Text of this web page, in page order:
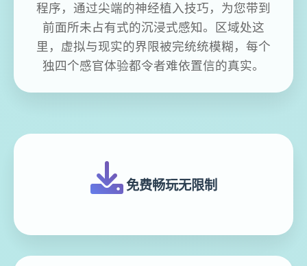
程序，通过尖端的神经植入技巧，为您带到
前面所未占有式的沉浸式感知。区域处这
里，虚拟与现实的界限被完统统模糊，每个
独四个感官体验都令者难依置信的真实。
免费畅玩无限制